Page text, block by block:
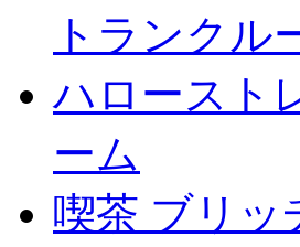
トランクル
ハロースト
ーム
喫茶 ブリッ